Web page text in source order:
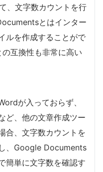
、文字数カウントを行
とはインター
ルを作成することがで
互換性も非常に高い
が入っておらず、
ど、他の文章作成ツー
合、文字数カウントを
、Google Documents
簡単に文字数を確認す